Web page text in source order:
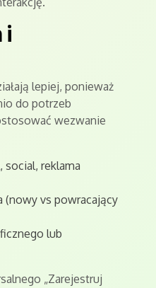
i
lepiej, ponieważ
do potrzeb
wezwanie
social, reklama
vs powracający
lub
„Zarejestruj